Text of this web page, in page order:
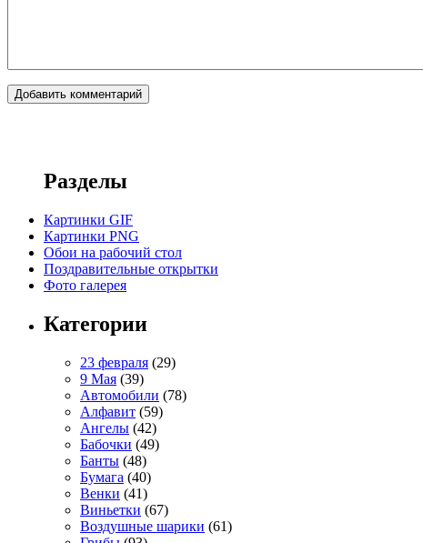
Разделы
Картинки GIF
Картинки PNG
Обои на рабочий стол
Поздравительные открытки
Фото галерея
Категории
23 февраля (29)
9 Мая (39)
Автомобили (78)
Алфавит (59)
Ангелы (42)
Бабочки (49)
Банты (48)
Бумага (40)
Венки (41)
Виньетки (67)
Воздушные шарики (61)